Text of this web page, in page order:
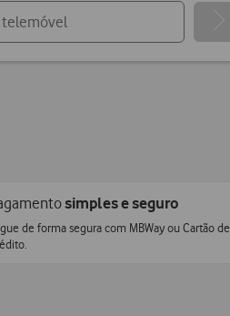
simples e seguro
de forma segura com MBWay ou Cartão de